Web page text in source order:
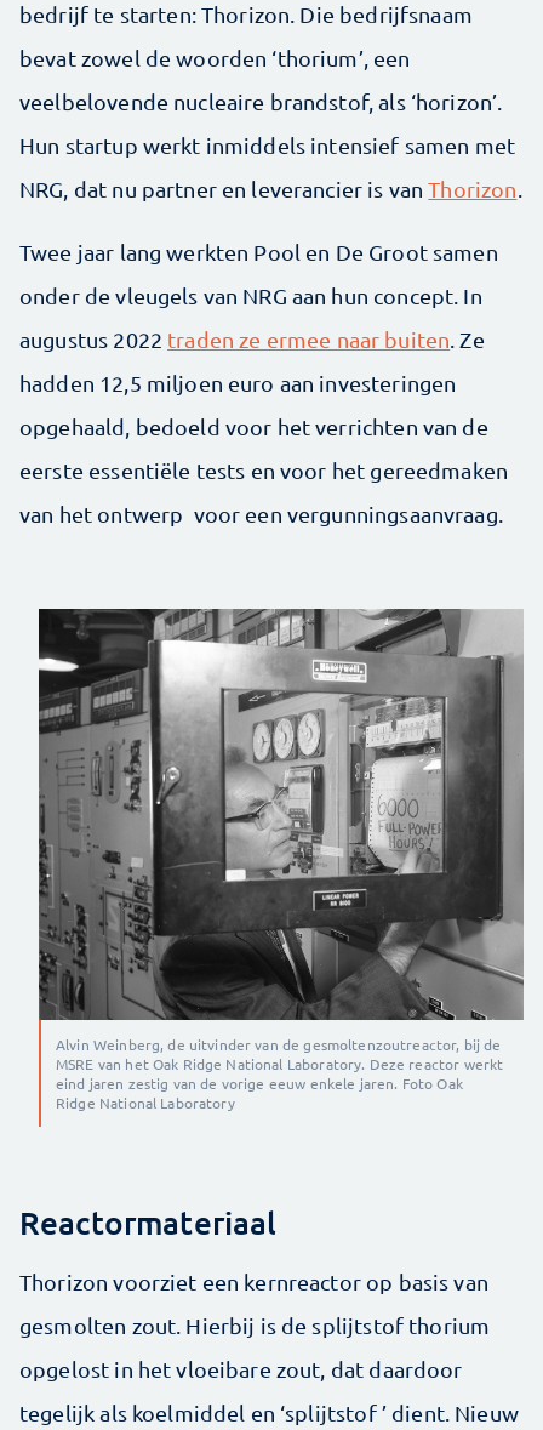
bedrijf te starten: Thorizon. Die bedrijfsnaam
bevat zowel de woorden ‘thorium’, een
veelbelovende nucleaire brandstof, als ‘horizon’.
Hun startup werkt inmiddels intensief samen met
NRG, dat nu partner en leverancier is vanThorizon.
Twee jaar lang werkten Pool en De Groot samen
onder de vleugels van NRG aan hun concept. In
augustus 2022 traden ze ermee naar buiten. Ze
hadden 12,5 miljoen euro aan investeringen
opgehaald, bedoeld voor het verrichten van de
eerste essentiële tests en voor het gereedmaken
van het ontwerp voor een vergunningsaanvraag.
Alvin Weinberg, de uitvinder van de gesmoltenzoutreactor, bij de
MSRE van het Oak Ridge National Laboratory. Deze reactor werkt
eind jaren zestig van de vorige eeuw enkele jaren. Foto Oak
Ridge National Laboratory
Reactormateriaal
Thorizon voorziet een kernreactor op basis van
gesmolten zout. Hierbij is de splijtstof thorium
opgelost in het vloeibare zout, dat daardoor
tegelijk als koelmiddel en ‘splijtstof ’ dient. Nieuw